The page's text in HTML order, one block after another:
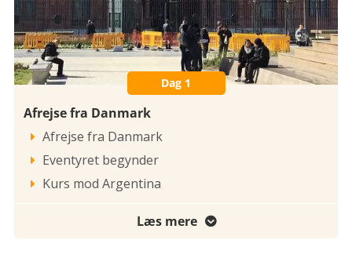
Dag 1
Afrejse fra Danmark
 Afrejse fra Danmark
 Eventyret begynder
 Kurs mod Argentina
Læs mere 